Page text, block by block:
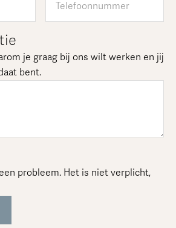
je graag bij ons wilt werken en jij
bent.
probleem. Het is niet verplicht,